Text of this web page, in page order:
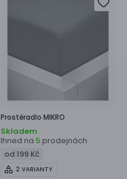
Prostěradlo MIKRO
Skladem
Ihned na 5 prodejnách
od 199 Kč
2 VARIANTY